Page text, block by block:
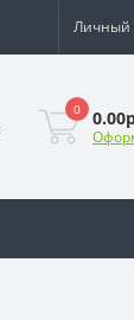
Личный
0